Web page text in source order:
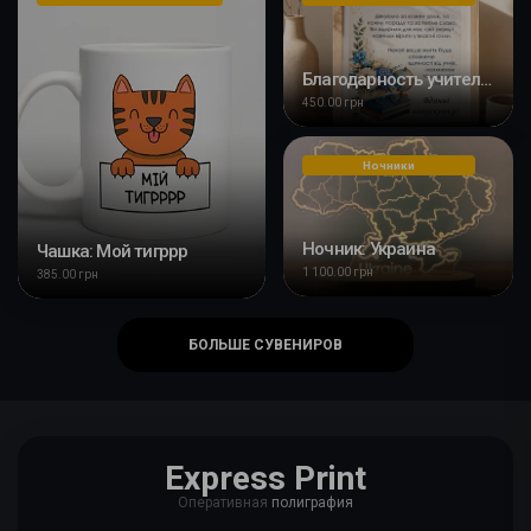
Чашка: Мой тигррр
385.00 грн
Благодарность учителю с Вашим фото
450.00 грн
Ночники
Ночник: Украина
1 100.00 грн
БОЛЬШЕ СУВЕНИРОВ
Express Print
Оперативная полиграфия